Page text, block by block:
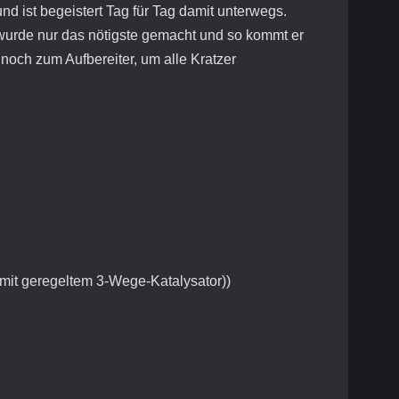
ist begeistert Tag für Tag damit unterwegs.
nur das nötigste gemacht und so kommt er
zum Aufbereiter, um alle Kratzer
geregeltem 3-Wege-Katalysator))